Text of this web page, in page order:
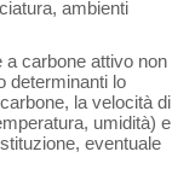
ambienti
a carbone attivo non
determinanti lo
la velocità di
umidità) e
eventuale